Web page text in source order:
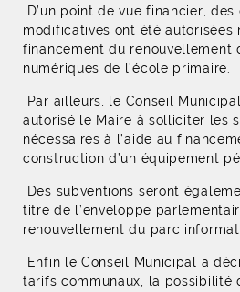
D’un point de vue financier, des
modificatives ont été autorisées
financement du renouvellement
numériques de l’école primaire.
Par ailleurs, le Conseil
autorisé le Maire à solliciter les
nécessaires à l’aide au
construction d’un équipement
Des subventions seront
titre de l’enveloppe
renouvellement du parc
Enfin le Conseil Municipal a
tarifs communaux, la possibilité